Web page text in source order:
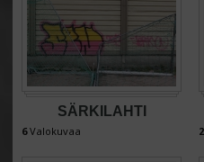
SÄRKILAHTI
6Valokuvaa